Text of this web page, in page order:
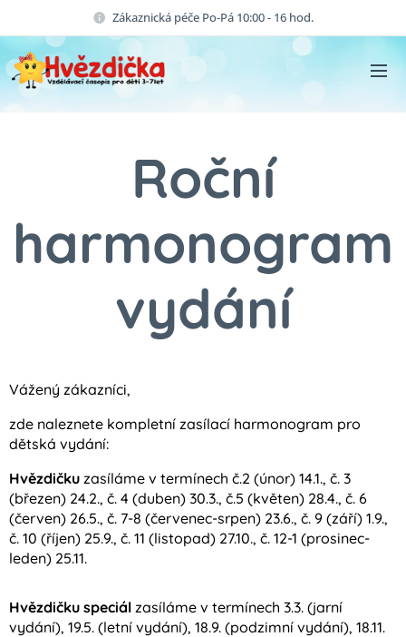
Zákaznická péče Po-Pá 10:00 - 16 hod.
Roční
harmonogram
vydání
Vážený zákazníci,
zde naleznete kompletní zasílací harmonogram pro
dětská vydání:
Hvězdičku zasíláme v termínech č.2 (únor) 14.1., č. 3
(březen) 24.2., č. 4 (duben) 30.3., č.5 (květen) 28.4., č. 6
(červen) 26.5., č. 7-8 (červenec-srpen) 23.6., č. 9 (září) 1.9.,
č. 10 (říjen) 25.9., č. 11 (listopad) 27.10., č. 12-1 (prosinec-
leden) 25.11.
Hvězdičku speciál zasíláme v termínech 3.3. (jarní
vydání), 19.5. (letní vydání), 18.9. (podzimní vydání), 18.11.